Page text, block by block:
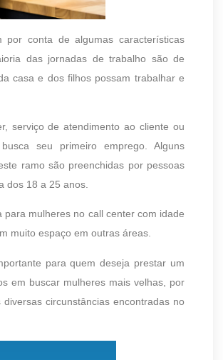
conta de algumas características
das jornadas de trabalho são de
casa e dos filhos possam trabalhar e
serviço de atendimento ao cliente ou
seu primeiro emprego. Alguns
ramo são preenchidas por pessoas
dos 18 a 25 anos.
mulheres no call center com idade
muito espaço em outras áreas.
para quem deseja prestar um
em buscar mulheres mais velhas, por
circunstâncias encontradas no